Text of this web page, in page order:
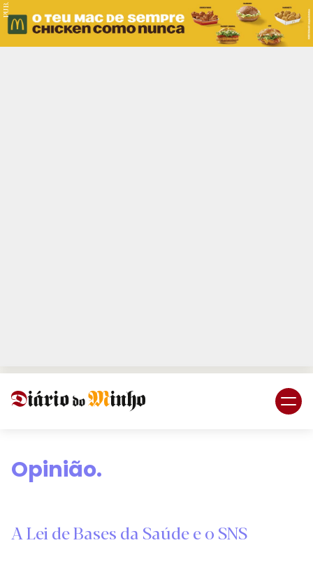
PUB.
Opinião.
A Lei de Bases da Saúde e o SNS